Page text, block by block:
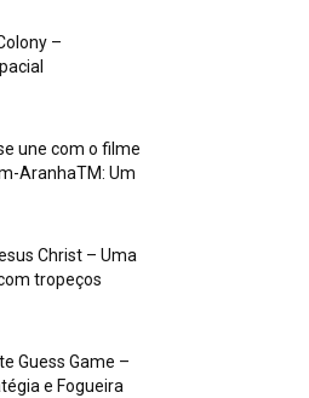
–
une com o filme
AranhaTM: Um
Christ – Uma
tropeços
Guess Game –
e Fogueira